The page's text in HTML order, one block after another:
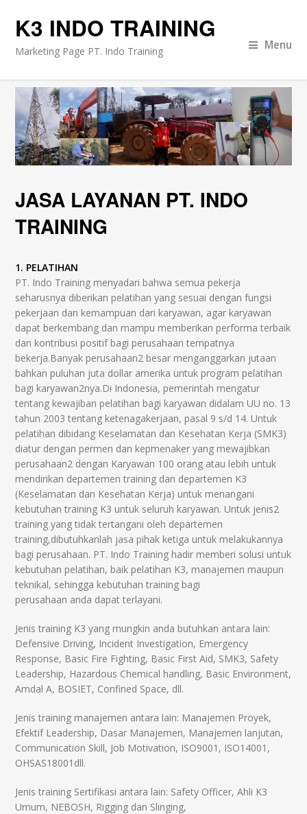
K3 INDO TRAINING
Marketing Page PT. Indo Training Menu
JASA LAYANAN PT. INDO
TRAINING
1. PELATIHAN
PT. Indo Training menyadari bahwa semua pekerja
seharusnya diberikan pelatihan yang sesuai dengan fungsi
pekerjaan dan kemampuan dari karyawan, agar karyawan
dapat berkembang dan mampu memberikan performa terbaik
dan kontribusi positif bagi perusahaan tempatnya
bekerja.Banyak perusahaan2 besar menganggarkan jutaan
bahkan puluhan juta dollar amerika untuk program pelatihan
bagi karyawan2nya.Di Indonesia, pemerintah mengatur
tentang kewajiban pelatihan bagi karyawan didalam UU no. 13
tahun 2003 tentang ketenagakerjaan, pasal 9 s/d 14. Untuk
pelatihan dibidang Keselamatan dan Kesehatan Kerja (SMK3)
diatur dengan permen dan kepmenaker yang mewajibkan
perusahaan2 dengan Karyawan 100 orang atau lebih untuk
mendirikan departemen training dan departemen K3
(Keselamatan dan Kesehatan Kerja) untuk menangani
kebutuhan training K3 untuk seluruh karyawan. Untuk jenis2
training yang tidak tertangani oleh departemen
training,dibutuhkanlah jasa pihak ketiga untuk melakukannya
bagi perusahaan. PT. Indo Training hadir memberi solusi untuk
kebutuhan pelatihan, baik pelatihan K3, manajemen maupun
teknikal, sehingga kebutuhan training bagi
perusahaan anda dapat terlayani.
Jenis training K3 yang mungkin anda butuhkan antara lain:
Defensive Driving, Incident Investigation, Emergency
Response, Basic Fire Fighting, Basic First Aid, SMK3, Safety
Leadership, Hazardous Chemical handling, Basic Environment,
Amdal A, BOSIET, Confined Space, dll.
Jenis training manajemen antara lain: Manajemen Proyek,
Efektif Leadership, Dasar Manajemen, Manajemen lanjutan,
Communication Skill, Job Motivation, ISO9001, ISO14001,
OHSAS18001dll.
Jenis training Sertifikasi antara lain: Safety Officer, Ahli K3
Umum, NEBOSH, Rigging dan Slinging,